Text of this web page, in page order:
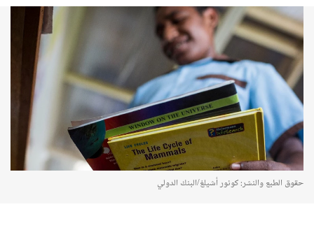
حقوق الطبع والنشر: كونور أشيلغ/البنك الدولي